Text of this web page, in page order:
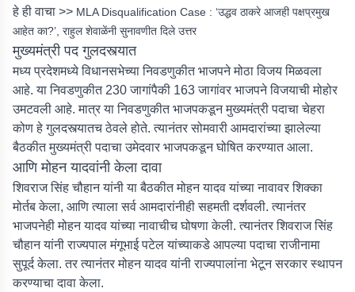
हे ही वाचा >> MLA Disqualification Case : ‘उद्धव ठाकरे आजही पक्षप्रमुख
आहेत का?’, राहुल शेवाळेंनी सुनावणीत दिले उत्तर
मुख्यमंत्री पद गुलदस्त्यात
मध्य प्रदेशमध्ये विधानसभेच्या निवडणुकीत भाजपने मोठा विजय मिळवला
आहे. या निवडणुकीत 230 जागांपैकी 163 जागांवर भाजपने विजयाची मोहोर
उमटवली आहे. मात्र या निवडणुकीत भाजपकडून मुख्यमंत्री पदाचा चेहरा
कोण हे गुलदस्त्यातच ठेवले होते. त्यानंतर सोमवारी आमदारांच्या झालेल्या
बैठकीत मुख्यमंत्री पदाचा उमेदवार भाजपकडून घोषित करण्यात आला.
आणि मोहन यादवांनी केला दावा
शिवराज सिंह चौहान यांनी या बैठकीत मोहन यादव यांच्या नावावर शिक्का
मोर्तब केला, आणि त्याला सर्व आमदारांनीही सहमती दर्शवली. त्यानंतर
भाजपनेही मोहन यादव यांच्या नावाचीच घोषणा केली. त्यानंतर शिवराज सिंह
चौहान यांनी राज्यपाल मंगूभाई पटेल यांच्याकडे आपल्या पदाचा राजीनामा
सुपूर्द केला. तर त्यानंतर मोहन यादव यांनी राज्यपालांना भेटून सरकार स्थापन
करण्याचा दावा केला.